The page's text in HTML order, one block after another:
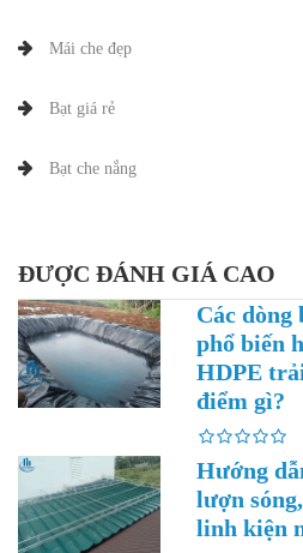
Mái che đẹp
Bạt giá rẻ
Bạt che nắng
ĐƯỢC ĐÁNH GIÁ CAO
Các dòng
phổ biến
HDPE
điểm gì?
Hướng
lượn
linh kiện